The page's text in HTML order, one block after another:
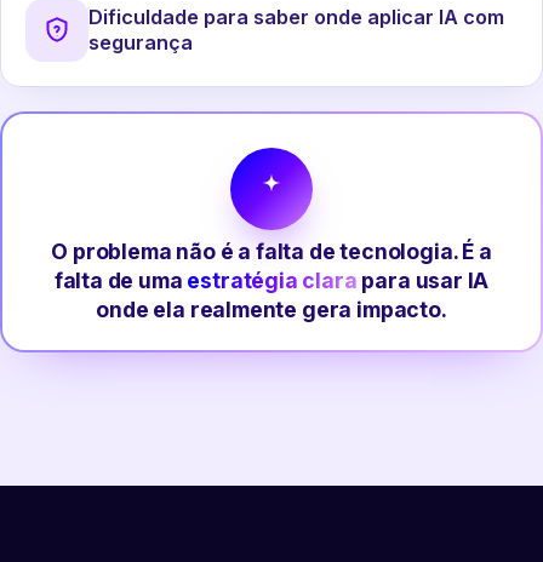
Dificuldade para saber onde aplicar IA com
segurança
O problema não é a falta de tecnologia. É a
falta de uma estratégia clara para usar IA
onde ela realmente gera impacto.